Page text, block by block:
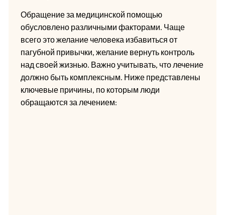
Обращение за медицинской помощью
обусловлено различными факторами. Чаще
всего это желание человека избавиться от
пагубной привычки, желание вернуть контроль
над своей жизнью. Важно учитывать, что лечение
должно быть комплексным. Ниже представлены
ключевые причины, по которым люди
обращаются за лечением: